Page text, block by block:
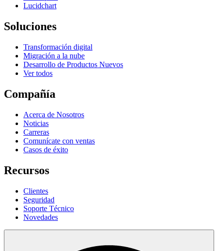
Lucidchart
Soluciones
Transformación digital
Migración a la nube
Desarrollo de Productos Nuevos
Ver todos
Compañía
Acerca de Nosotros
Noticias
Carreras
Comunícate con ventas
Casos de éxito
Recursos
Clientes
Seguridad
Soporte Técnico
Novedades